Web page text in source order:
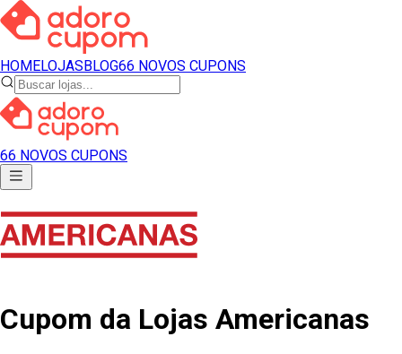
HOMELOJASBLOG66 NOVOS CUPONS
66 NOVOS CUPONS
Cupom da Lojas Americanas